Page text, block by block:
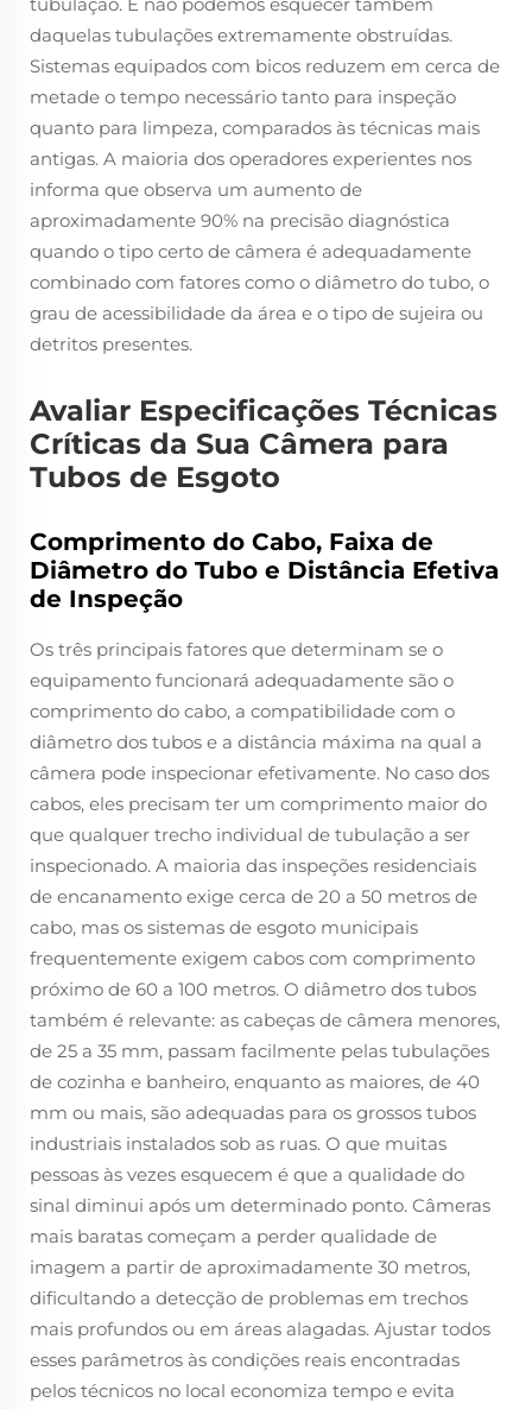
daquelas tubulações extremamente obstruídas.
Sistemas equipados com bicos reduzem em cerca de
metade o tempo necessário tanto para inspeção
quanto para limpeza, comparados às técnicas mais
antigas. A maioria dos operadores experientes nos
informa que observa um aumento de
aproximadamente 90% na precisão diagnóstica
quando o tipo certo de câmera é adequadamente
combinado com fatores como o diâmetro do tubo, o
grau de acessibilidade da área e o tipo de sujeira ou
detritos presentes.
Avaliar Especificações Técnicas
Críticas da Sua Câmera para
Tubos de Esgoto
Comprimento do Cabo, Faixa de
Diâmetro do Tubo e Distância Efetiva
de Inspeção
Os três principais fatores que determinam se o
equipamento funcionará adequadamente são o
comprimento do cabo, a compatibilidade com o
diâmetro dos tubos e a distância máxima na qual a
câmera pode inspecionar efetivamente. No caso dos
cabos, eles precisam ter um comprimento maior do
que qualquer trecho individual de tubulação a ser
inspecionado. A maioria das inspeções residenciais
de encanamento exige cerca de 20 a 50 metros de
cabo, mas os sistemas de esgoto municipais
frequentemente exigem cabos com comprimento
próximo de 60 a 100 metros. O diâmetro dos tubos
também é relevante: as cabeças de câmera menores,
de 25 a 35 mm, passam facilmente pelas tubulações
de cozinha e banheiro, enquanto as maiores, de 40
mm ou mais, são adequadas para os grossos tubos
industriais instalados sob as ruas. O que muitas
pessoas às vezes esquecem é que a qualidade do
sinal diminui após um determinado ponto. Câmeras
mais baratas começam a perder qualidade de
imagem a partir de aproximadamente 30 metros,
dificultando a detecção de problemas em trechos
mais profundos ou em áreas alagadas. Ajustar todos
esses parâmetros às condições reais encontradas
pelos técnicos no local economiza tempo e evita